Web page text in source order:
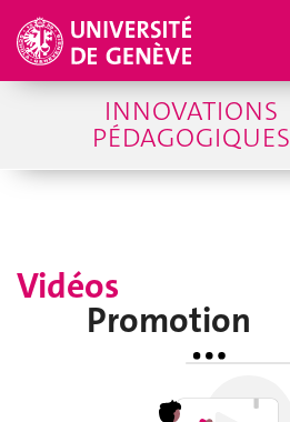
INNOVATIONS
PÉDAGOGIQUES
Vidéos
Promotion